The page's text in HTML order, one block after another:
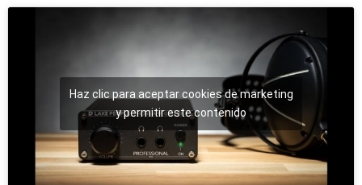
Haz clic para aceptar cookies de marketing
y permitir este contenido